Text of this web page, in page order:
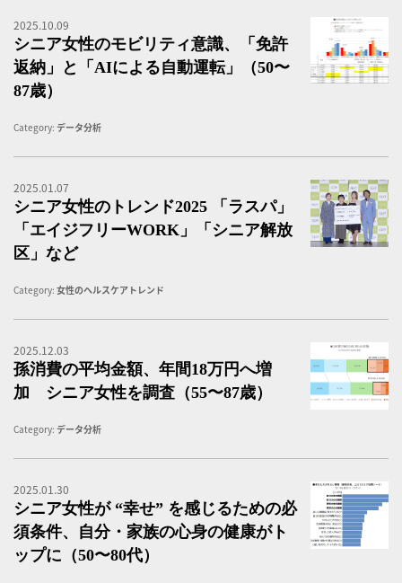
2025.10.09
シニア女性のモビリティ意識、「免許
返納」と「AIによる自動運転」（50〜
87歳）
Category: データ分析
2025.01.07
シニア女性のトレンド2025 「ラスパ」
「エイジフリーWORK」「シニア解放
区」など
Category: 女性のヘルスケアトレンド
2025.12.03
孫消費の平均金額、年間18万円へ増
加 シニア女性を調査（55〜87歳）
Category: データ分析
2025.01.30
シニア女性が “幸せ” を感じるための必
須条件、自分・家族の心身の健康がト
ップに（50〜80代）